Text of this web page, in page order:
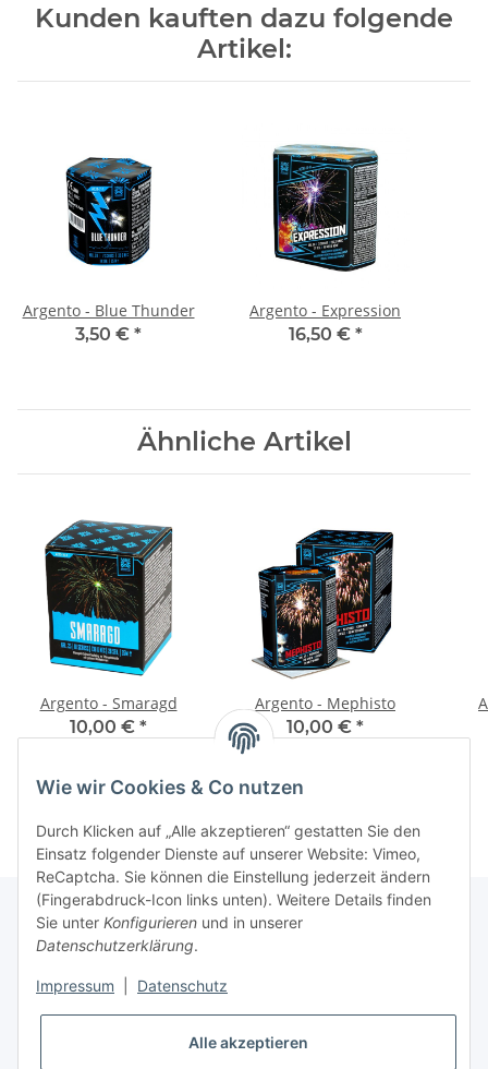
Kunden kauften dazu folgende
Artikel:
Argento - Blue Thunder
3,50 € *
Argento - Expression
16,50 € *
Ähnliche Artikel
Argento - Smaragd
10,00 € *
Argento - Mephisto
10,00 € *
Informationen
Gesetzliche Informationen
Wie wir Cookies & Co nutzen
Durch Klicken auf „Alle akzeptieren“ gestatten Sie den
Einsatz folgender Dienste auf unserer Website: Vimeo,
ReCaptcha. Sie können die Einstellung jederzeit ändern
(Fingerabdruck-Icon links unten). Weitere Details finden
Sie unter Konfigurieren und in unserer
Datenschutzerklärung.
Impressum Datenschutz
Alle akzeptieren